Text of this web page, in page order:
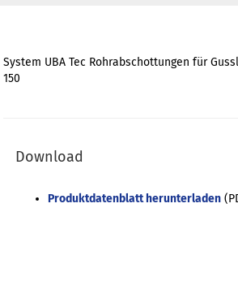
System UBA Tec Rohrabschottungen für
150
Download
Produktdatenblatt herunterladen